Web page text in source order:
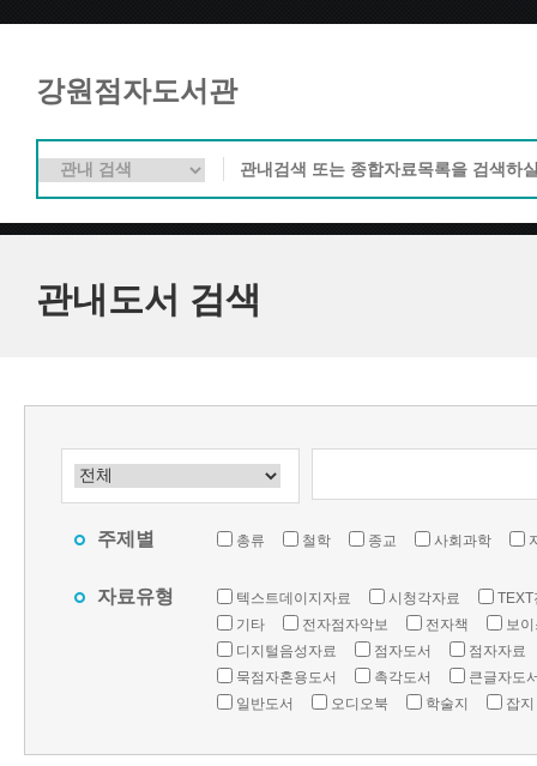
강원점자도서관
관내도서 검색
주제별 총류 철학 종교 사회과학
자료유형 텍스트데이지자료 시청각자료
TEXT
기타
전자점자악보 전자책
보
디지털음성자료
점자도서
점자자료
묵점자혼용도서
촉각도서
큰글자도
일반도서
오디오북 학술지 잡지